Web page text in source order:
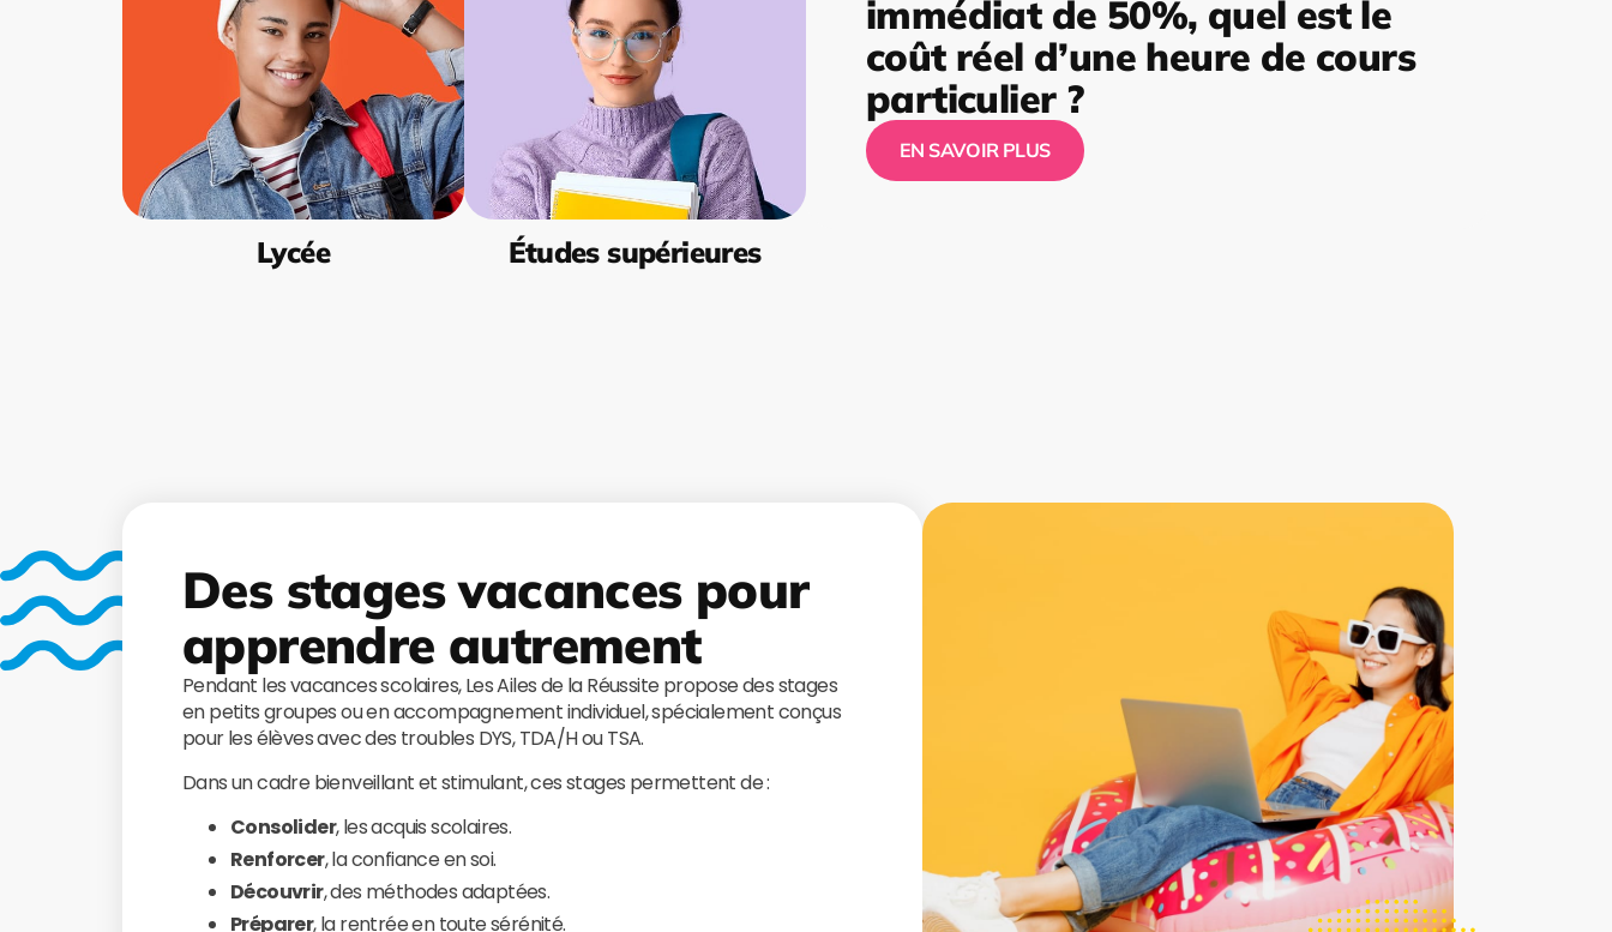
Lycée Études supérieures
immédiat de 50%, quel est le
coût réel d’une heure de cours
particulier ?
EN SAVOIR PLUS
Des stages vacances pour
apprendre autrement
Pendant les vacances scolaires, Les Ailes de la Réussite propose des stages
en petits groupes ou en accompagnement individuel, spécialement conçus
pour les élèves avec des troubles DYS, TDA/H ou TSA.
Dans un cadre bienveillant et stimulant, ces stages permettent de :
Consolider, les acquis scolaires.
Renforcer, la confiance en soi.
Découvrir, des méthodes adaptées.
Préparer, la rentrée en toute sérénité.